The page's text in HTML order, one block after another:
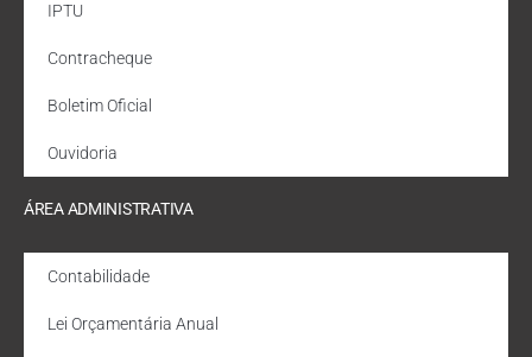
IPTU
Contracheque
Boletim Oficial
Ouvidoria
ÁREA ADMINISTRATIVA
Contabilidade
Lei Orçamentária Anual